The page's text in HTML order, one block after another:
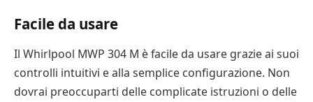
Facile da usare
Il Whirlpool MWP 304 M è facile da usare grazie ai suoi
controlli intuitivi e alla semplice configurazione. Non
dovrai preoccuparti delle complicate istruzioni o delle